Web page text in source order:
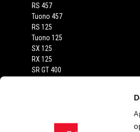
RS 457
Tuono 457
RS 125
Tuono 125
SX 125
RX 125
SR GT 400